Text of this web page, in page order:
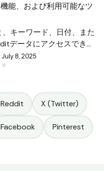
能、および利用可能なツ
キーワード、日付、また
データにアクセスできま
ニーズに最適なAPIの選び
July 8, 2025
Reddit X (Twitter)
Facebook Pinterest